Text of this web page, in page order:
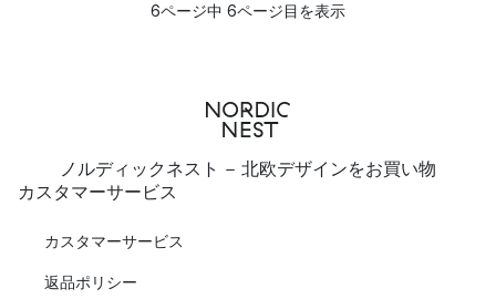
6ページ中 6ページ目を表示
ノルディックネスト - 北欧デザインをお買い物
カスタマーサービス
カスタマーサービス
返品ポリシー